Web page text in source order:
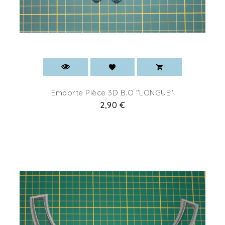
Emporte Pièce 3D B.O "LONGUE"
Prix
2,90 €